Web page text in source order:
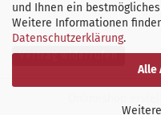
und Ihnen ein
Weitere Informationen
Datenschutzerklärung.
Alle
Vertrag widerrufen